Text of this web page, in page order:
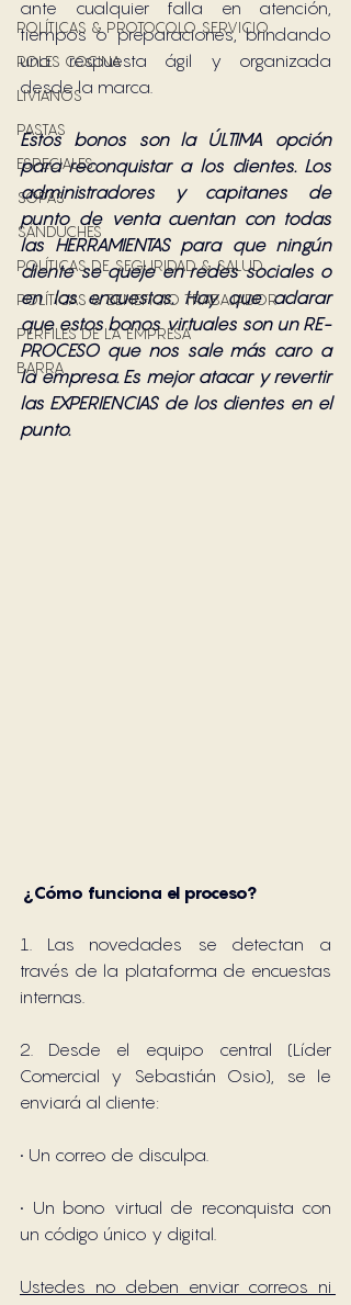
POLÍTICAS & PROTOCOLO SERVICIO
ROLES COCINA
LIVIANOS
PASTAS
ESPECIALES
SOPAS
SÁNDUCHES
POLÍTICAS DE SEGURIDAD & SALUD
POLÍTICAS & BENEFICIO TRABAJADOR
PERFILES DE LA EMPRESA
BARRA
ante cualquier falla en atención,
tiempos o preparaciones, brindando
una respuesta ágil y organizada
desde la marca.
Estos bonos son la ÚLTIMA opción
para reconquistar a los clientes. Los
administradores y capitanes de
punto de venta cuentan con todas
las HERRAMIENTAS para que ningún
cliente se queje en redes sociales o
en las encuestas. Hay que aclarar
que estos bonos virtuales son un RE-
PROCESO que nos sale más caro a
la empresa. Es mejor atacar y revertir
las EXPERIENCIAS de los clientes en el
punto.
¿Cómo funciona el proceso?
1. Las novedades se detectan a
través de la plataforma de encuestas
internas.
2. Desde el equipo central (Líder
Comercial y Sebastián Osio), se le
enviará al cliente:
• Un correo de disculpa.
• Un bono virtual de reconquista con
un código único y digital.
Ustedes no deben enviar correos ni